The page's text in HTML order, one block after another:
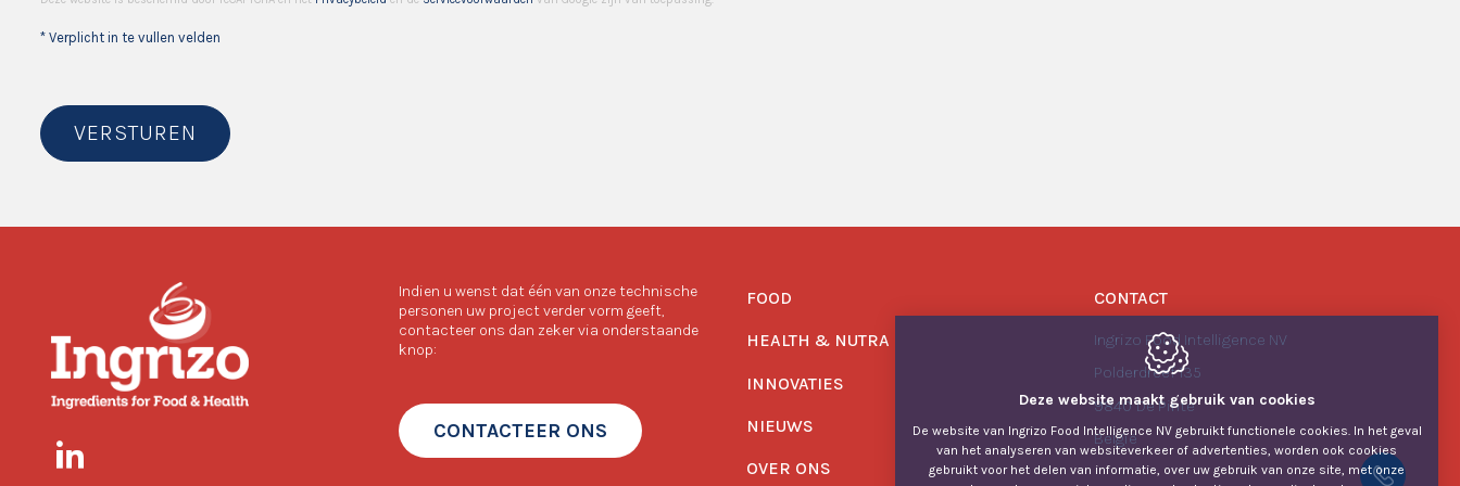
+32
* Verplicht in te vullen velden
VERSTUREN
Indien u wenst dat één van onze technische
personen uw project verder vorm geeft,
contacteer ons dan zeker via onderstaande
knop:
CONTACTEER ONS
FOOD
HEALTH & NUTRA
INNOVATIES
NIEUWS
OVER ONS
CONTACT
Ingrizo Food Intelligence NV
Polderdreef 135
9840 De Pinte
België
Deze website maakt gebruik van cookies
De website van Ingrizo Food Intelligence NV gebruikt functionele cookies. In het geval
van het analyseren van websiteverkeer of advertenties, worden ook cookies
gebruikt voor het delen van informatie, over uw gebruik van onze site, met onze